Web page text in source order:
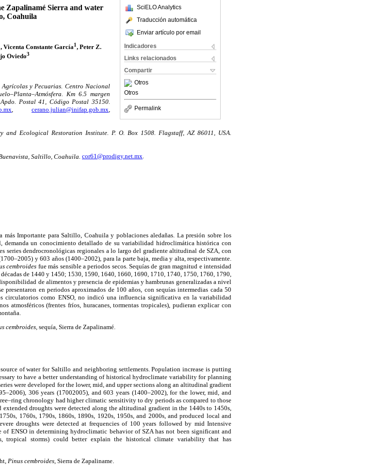
SciELO Analytics
Traducción automática
Enviar artículo por email
Indicadores
Links relacionados
Compartir
Otros
Otros
Permalink
Zapalinamé Sierra and water
Coahuila
, Vicenta Constante García1, Peter Z.
Oviedo3
y Pecuarias. Centro Nacional
Km 6.5 margen
Postal 41, Código Postal 35150.
,cerano.julian@inifap.gob.mx
and Ecological Restoration Institute. P. O. Box 1508. Flagstaff, AZ 86011, USA.
Saltillo, Coahuila. cor61@prodigy.net.mx.
más Importante para Saltillo, Coahuila y poblaciones aledañas. La presión sobre los
demanda un conocimiento detallado de su variabilidad hidroclimática histórica con
series dendrocronológicas regionales a lo largo del gradiente altitudinal de SZA, con
y 603 años (1400–2002), para la parte baja, media y alta, respectivamente.
cembroides fue más sensible a periodos secos. Sequías de gran magnitud e intensidad
de 1440 y 1450; 1530, 1590, 1640, 1660, 1690, 1710, 1740, 1750, 1760, 1790,
de alimentos y presencia de epidemias y hambrunas generalizadas a nivel
en periodos aproximados de 100 años, con sequías intermedias cada 50
circulatorios como ENSO, no indicó una influencia significativa en la variabilidad
atmosféricos (frentes fríos, huracanes, tormentas tropicales), pudieran explicar con
cembroides, sequía, Sierra de Zapalinamé.
of water for Saltillo and neighboring settlements. Population increase is putting
to have a better understanding of historical hydroclimate variability for planning
were developed for the lower, mid, and upper sections along an altitudinal gradient
306 years (17002005), and 603 years (1400–2002), for the lower, mid, and
chronology had higher climatic sensitivity to dry periods as compared to those
droughts were detected along the altitudinal gradient in the 1440s to 1450s,
1760s, 1790s, 1860s, 1890s, 1920s, 1950s, and 2000s, and produced local and
droughts were detected at frequencies of 100 years followed by mid Intensive
ENSO in determining hydroclimatic behavior of SZA has not been significant and
tropical storms) could better explain the historical climate variability that has
Pinus cembroides, Sierra de Zapaliname.